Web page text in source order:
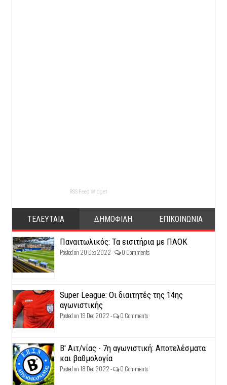
RSS Feed Widget
ΤΕΛΕΥΤΑΙΑ ΔΗΜΟΦΙΛΗ ΕΠΙΚΟΙΝΩΝΙΑ
Παναιτωλικός: Τα εισιτήρια με ΠΑΟΚ
Posted on 20 Dec 2022 - 0 Comments
Super League: Οι διαιτητές της 14ης
αγωνιστικής
Posted on 19 Dec 2022 - 0 Comments
Β' Αιτ/νίας - 7η αγωνιστική: Αποτελέσματα
και βαθμολογία
Posted on 18 Dec 2022 - 0 Comments